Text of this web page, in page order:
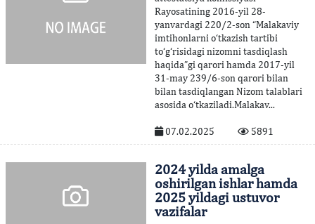
Rayosatining 2016-yil 28-
yanvardagi 220/2-son “Malakaviy
imtihonlarni o‘tkazish tartibi
to‘g‘risidagi nizomni tasdiqlash
haqida”gi qarori hamda 2017-yil
31-may 239/6-son qarori bilan
bilan tasdiqlangan Nizom talablari
asosida o‘tkaziladi.Malakav...
07.02.2025 5891
2024 yilda amalga
oshirilgan ishlar hamda
2025 yildagi ustuvor
vazifalar